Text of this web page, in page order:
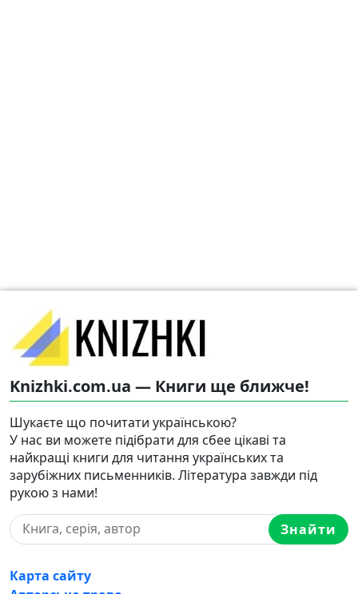
Knizhki.com.ua — Книги ще ближче!
Шукаєте що почитати українською?
У нас ви можете підібрати для сбее цікаві та
найкращі книги для читання українських та
зарубіжних письменників. Література завжди під
рукою з нами!
Знайти
Карта сайту